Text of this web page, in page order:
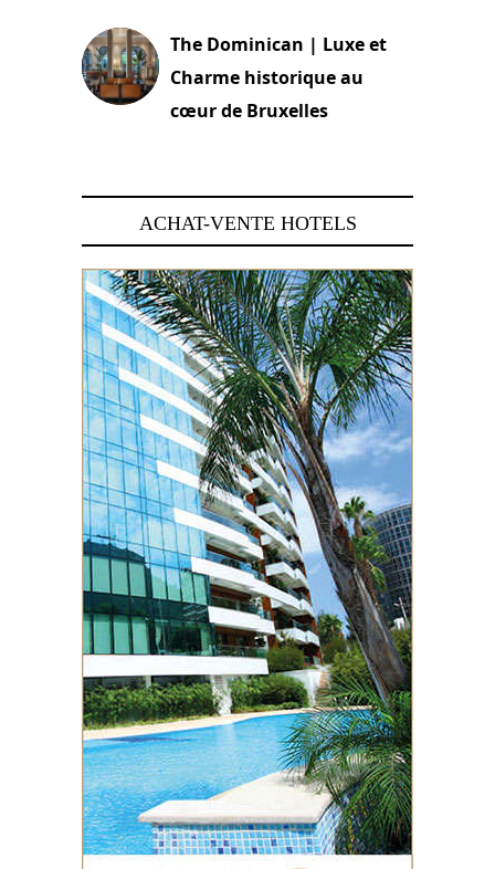
The Dominican | Luxe et
Charme historique au
cœur de Bruxelles
ACHAT-VENTE HOTELS